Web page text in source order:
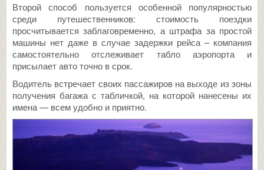
Второй способ пользуется особенной популярностью
среди путешественников: стоимость поездки
просчитывается заблаговременно, а штрафа за простой
машины нет даже в случае задержки рейса – компания
самостоятельно отслеживает табло аэропорта и
присылает авто точно в срок.
Водитель встречает своих пассажиров на выходе из зоны
получения багажа с табличкой, на которой нанесены их
имена — всем удобно и приятно.